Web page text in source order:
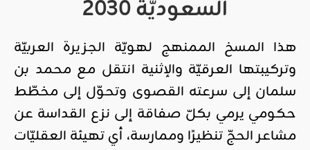
السعوديّة 2030
هذا المسخ الممنهج لهويّة الجزيرة العربيّة
وتركيبتها العرقيّة والإثنية انتقل مع محمد بن
سلمان إلى سرعته القصوى وتحوّل إلى مخطّط
حكومي يرمي بكلّ صفاقة إلى نزع القداسة عن
مشاعر الحجّ تنظيرًا وممارسة، أي تهيئة العقليّات